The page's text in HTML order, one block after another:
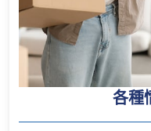
各種